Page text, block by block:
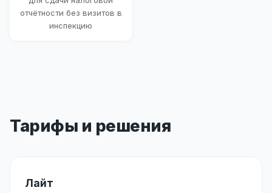
отчётности без визитов в
инспекцию
Тарифы и решения
Лайт